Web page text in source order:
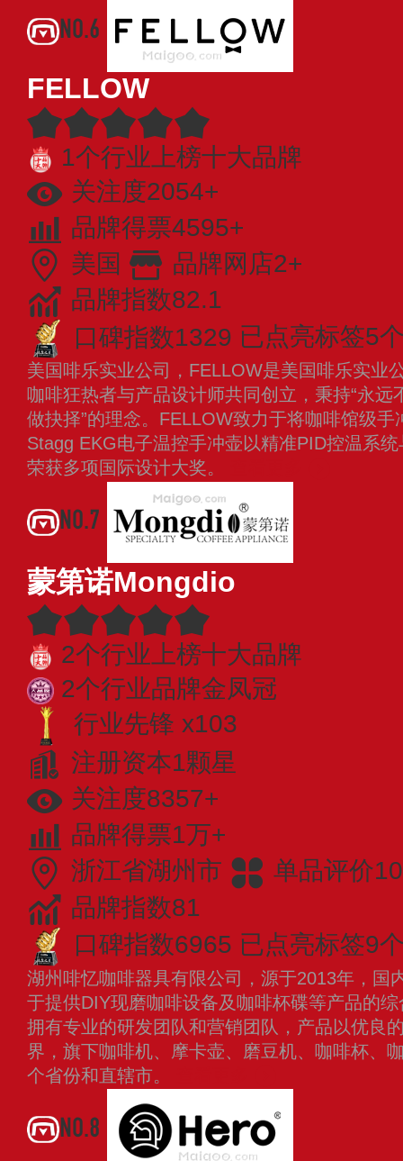
NO.6
FELLOW
1个行业上榜十大品牌
关注度2054+
品牌得票4595+
美国
品牌网店2+
品牌指数82.1
口碑指数1329 已点亮标签5
美国啡乐实业公司，FELLOW是美国啡乐实业
咖啡狂热者与产品设计师共同创立，秉持“永
做抉择”的理念。FELLOW致力于将咖啡馆级
Stagg EKG电子温控手冲壶以精准PID控温系
荣获多项国际设计大奖。
NO.7
蒙第诺Mongdio
2个行业上榜十大品牌
2个行业品牌金凤冠
行业先锋 x103
注册资本1颗星
关注度8357+
品牌得票1万+
浙江省湖州市
单品评价
品牌指数81
口碑指数6965 已点亮标签9
湖州啡忆咖啡器具有限公司，源于2013年，国
于提供DIY现磨咖啡设备及咖啡杯碟等产品的
拥有专业的研发团队和营销团队，产品以优良
界，旗下咖啡机、摩卡壶、磨豆机、咖啡杯、
个省份和直辖市。
NO.8